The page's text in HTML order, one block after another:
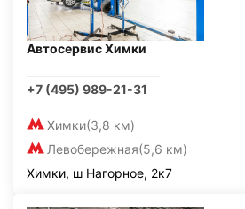
Автосервис Химки
+7 (495) 989-21-31
Химки(3,8 км)
Левобережная(5,6 км)
Химки, ш Нагорное, 2к7